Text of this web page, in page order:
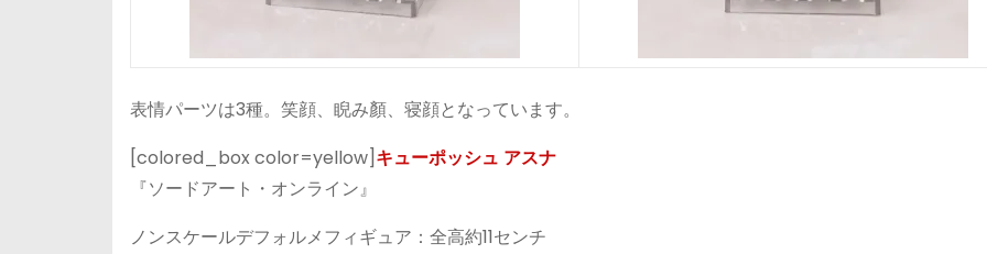
表情パーツは3種。笑顔、睨み顏、寝顔となっています。
[colored_box color=yellow]キューポッシュ アスナ
『ソードアート・オンライン』
ノンスケールデフォルメフィギュア：全高約11センチ